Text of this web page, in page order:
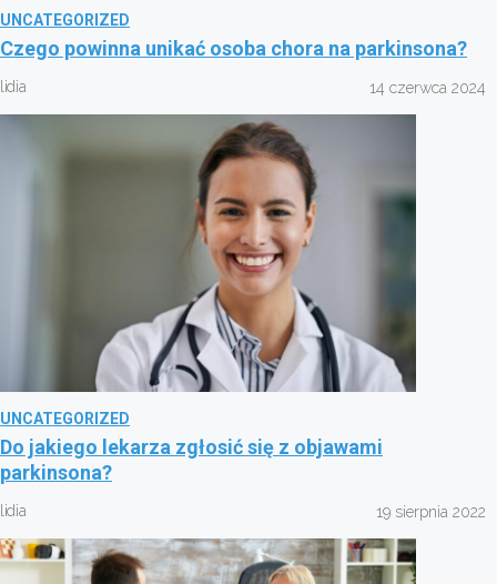
UNCATEGORIZED
Czego powinna unikać osoba chora na parkinsona?
lidia 14 czerwca 2024
UNCATEGORIZED
Do jakiego lekarza zgłosić się z objawami
parkinsona?
lidia 19 sierpnia 2022